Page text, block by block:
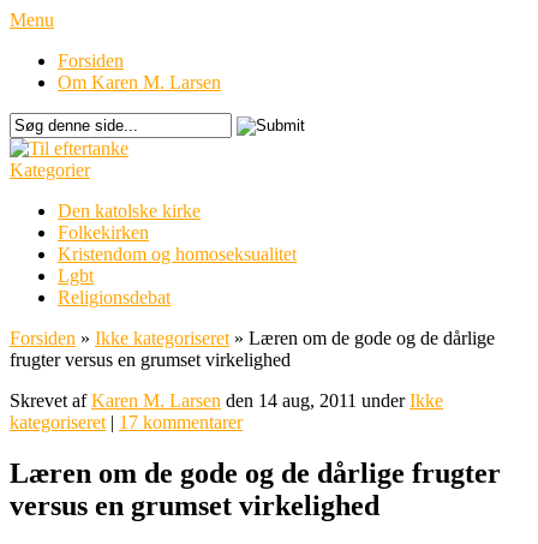
Menu
Forsiden
Om Karen M. Larsen
Kategorier
Den katolske kirke
Folkekirken
Kristendom og homoseksualitet
Lgbt
Religionsdebat
Forsiden » Ikke kategoriseret » Læren om de gode og de dårlige
frugter versus en grumset virkelighed
Skrevet afKaren M. Larsen den 14 aug, 2011 underIkke
kategoriseret | 17 kommentarer
Læren om de gode og de dårlige frugter
versus en grumset virkelighed